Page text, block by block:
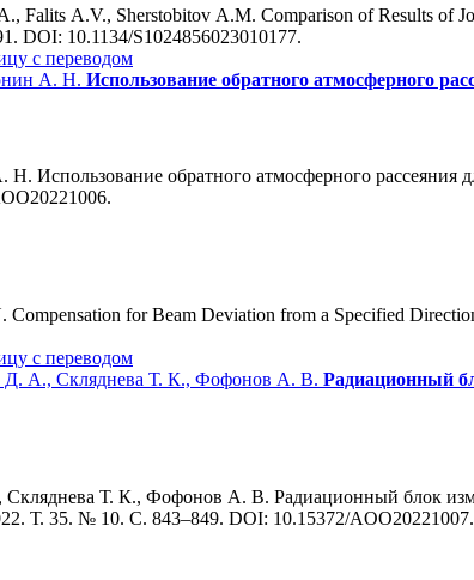
Falits A.V., Sherstobitov A.M. Comparison of Results of
DOI: 10.1134/S1024856023010177.
с переводом
А. Н. Использование обратного атмосферного
обратного атмосферного рассеяния
for Beam Deviation from a Specified
с переводом
Д. А., Скляднева Т. К., Фофонов А. В. Радиационный
Т. К., Фофонов А. В. Радиационный блок
Т. 35. № 10. С. 843–849. DOI: 10.15372/AOO20221007.